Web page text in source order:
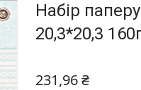
Набір
20,3*20,3
231,96 ₴